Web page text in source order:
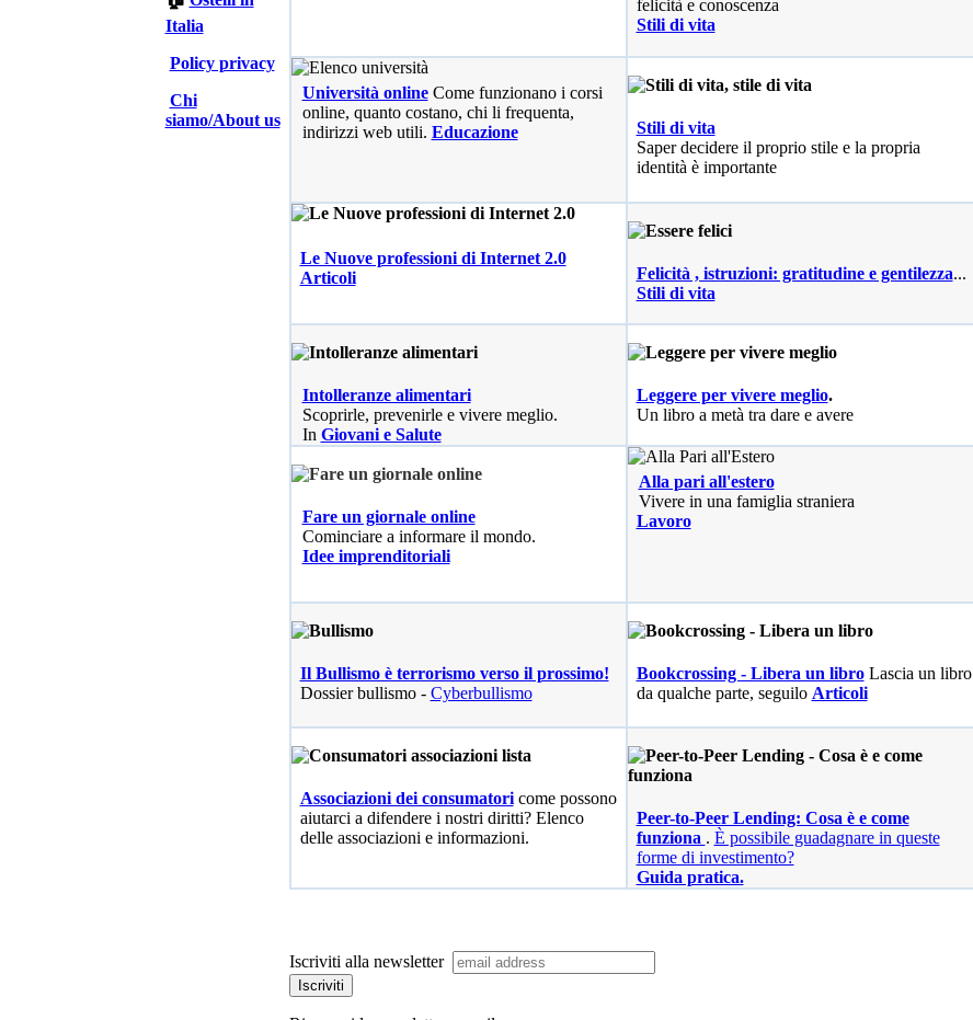
Italia
Policy privacy
Chi
siamo/About us
felicità e conoscenza
Stili di vita
Università online Come funzionano i corsi
online, quanto costano, chi li frequenta,
indirizzi web utili. Educazione
Stili di vita
Saper decidere il proprio stile e la propria
identità è importante
Le Nuove professioni di Internet 2.0
Articoli
Felicità , istruzioni: gratitudine e gentilezza...
Stili di vita
Intolleranze alimentari
Scoprirle, prevenirle e vivere meglio.
In Giovani e Salute
Leggere per vivere meglio.
Un libro a metà tra dare e avere
Fare un giornale online
Cominciare a informare il mondo.
Idee imprenditoriali
Alla pari all'estero
Vivere in una famiglia straniera
Lavoro
Il Bullismo è terrorismo verso il prossimo!
Dossier bullismo - Cyberbullismo
Bookcrossing - Libera un libroLascia un libro
da qualche parte, seguilo Articoli
Associazioni dei consumatoricome possono
aiutarci a difendere i nostri diritti? Elenco
delle associazioni e informazioni.
Peer-to-Peer Lending: Cosa è e come
funziona . È possibile guadagnare in queste
forme di investimento?
Guida pratica.
Iscriviti alla newsletter